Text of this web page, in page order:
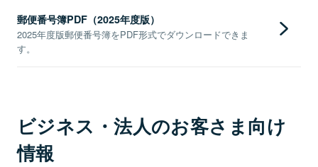
郵便番号簿PDF（2025年度版）
2025年度版郵便番号簿をPDF形式でダウンロードできま
す。
ビジネス・法人のお客さま向け
情報